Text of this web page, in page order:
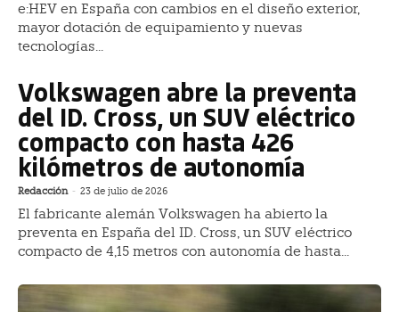
e:HEV en España con cambios en el diseño exterior,
mayor dotación de equipamiento y nuevas
tecnologías...
Volkswagen abre la preventa
del ID. Cross, un SUV eléctrico
compacto con hasta 426
kilómetros de autonomía
Redacción - 23 de julio de 2026
El fabricante alemán Volkswagen ha abierto la
preventa en España del ID. Cross, un SUV eléctrico
compacto de 4,15 metros con autonomía de hasta...